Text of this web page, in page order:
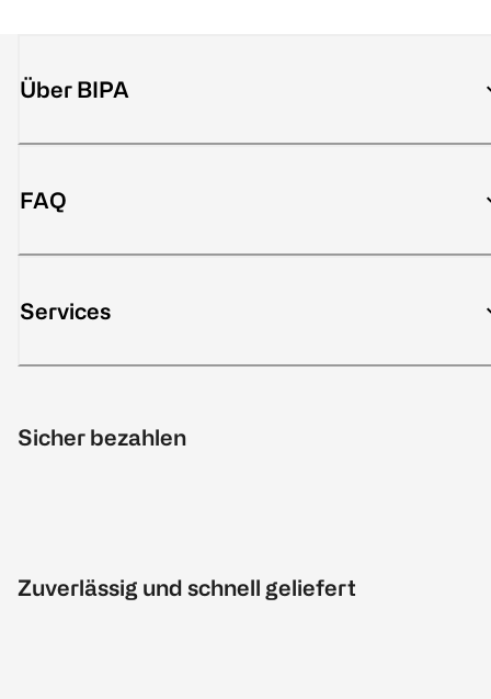
Über BIPA
FAQ
Services
Sicher bezahlen
Zuverlässig und schnell geliefert